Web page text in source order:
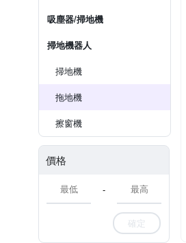
吸塵器/掃地機
掃地機器人
掃地機
拖地機
擦窗機
價格
-
確定